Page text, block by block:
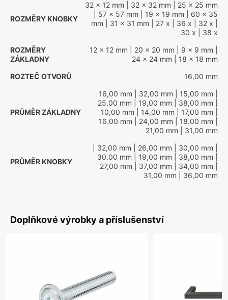
ROZMĚRY KNOBKY
32 x 12 mm | 32 x 32 mm | 25 x 25 mm
| 57 x 57 mm | 19 x 19 mm | 60 x 35
mm | 31 x 31 mm | 27 x | 36 x | 32 x
30 x | 38 x
ROZMĚRY
ZÁKLADNY
12 x 12 mm | 20 x 20 mm | 9 x 9 mm
24 x 24 mm | 18 x 18 mm
ROZTEČ OTVORŮ
16,00 mm
PRŮMĚR ZÁKLADNY
16,00 mm | 32,00 mm | 15,00 mm
25,00 mm | 19,00 mm | 38,00 mm
10,00 mm | 14,00 mm | 17,00 mm
16.00 mm | 24,00 mm | 18.00 mm
21,00 mm | 31,00 mm
PRŮMĚR KNOBKY
| 32,00 mm | 26,00 mm | 30,00 mm
30.00 mm | 19,00 mm | 38,00 mm
27,00 mm | 37,00 mm | 34,00 mm
31,00 mm | 36,00 mm
Doplňkové výrobky a příslušenství